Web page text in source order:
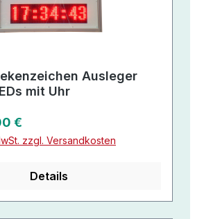
Ausleger
mit Uhr
€
zzgl. Versandkosten
Details